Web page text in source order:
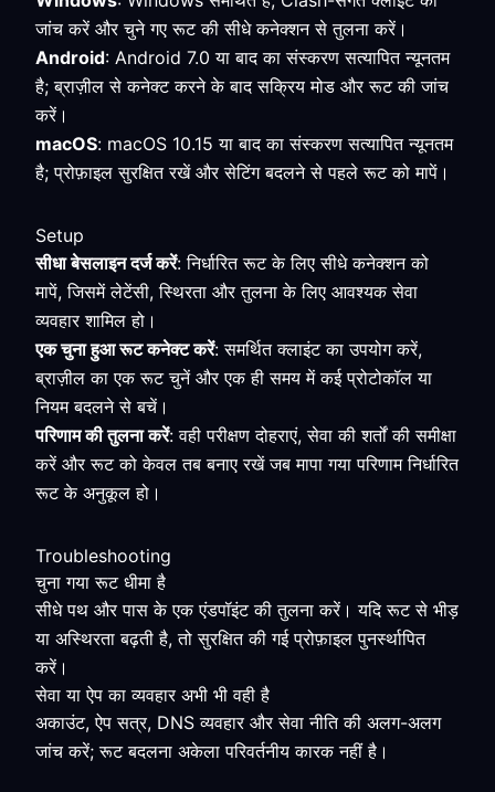
जांच करें और चुने गए रूट की सीधे कनेक्शन से तुलना करें।
Android: Android 7.0 या बाद का संस्करण सत्यापित न्यूनतम
है; ब्राज़ील से कनेक्ट करने के बाद सक्रिय मोड और रूट की जांच
करें।
macOS: macOS 10.15 या बाद का संस्करण सत्यापित न्यूनतम
है; प्रोफ़ाइल सुरक्षित रखें और सेटिंग बदलने से पहले रूट को मापें।
Setup
सीधा बेसलाइन दर्ज करें: निर्धारित रूट के लिए सीधे कनेक्शन को
मापें, जिसमें लेटेंसी, स्थिरता और तुलना के लिए आवश्यक सेवा
व्यवहार शामिल हो।
एक चुना हुआ रूट कनेक्ट करें: समर्थित क्लाइंट का उपयोग करें,
ब्राज़ील का एक रूट चुनें और एक ही समय में कई प्रोटोकॉल या
नियम बदलने से बचें।
परिणाम की तुलना करें: वही परीक्षण दोहराएं, सेवा की शर्तों की समीक्षा
करें और रूट को केवल तब बनाए रखें जब मापा गया परिणाम निर्धारित
रूट के अनुकूल हो।
Troubleshooting
चुना गया रूट धीमा है
सीधे पथ और पास के एक एंडपॉइंट की तुलना करें। यदि रूट से भीड़
या अस्थिरता बढ़ती है, तो सुरक्षित की गई प्रोफ़ाइल पुनर्स्थापित
करें।
सेवा या ऐप का व्यवहार अभी भी वही है
अकाउंट, ऐप सत्र, DNS व्यवहार और सेवा नीति की अलग-अलग
जांच करें; रूट बदलना अकेला परिवर्तनीय कारक नहीं है।